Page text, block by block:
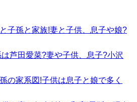
子孫と家族!妻と子供、息子や娘?
芦田愛菜?妻や子供、息子?小沢
の家系図!子供は息子と娘で多く